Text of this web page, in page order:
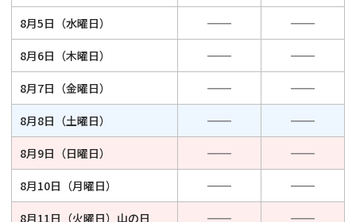
8月5日（水曜日）
8月6日（木曜日）
8月7日（金曜日）
8月8日（土曜日）
8月9日（日曜日）
8月10日（月曜日）
8月11日（火曜日） 山の日